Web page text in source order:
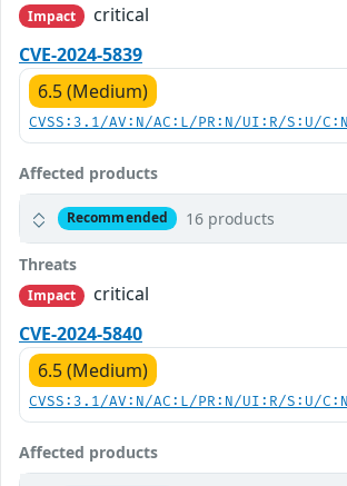
Impact
critical
CVE-2024-5839
6.5 (Medium)
CVSS:3.1/AV:N/AC:L/PR:N/UI:R/S:U/
Affected products
Recommended 16 products
Threats
Impact
critical
CVE-2024-5840
6.5 (Medium)
CVSS:3.1/AV:N/AC:L/PR:N/UI:R/S:U/
Affected products